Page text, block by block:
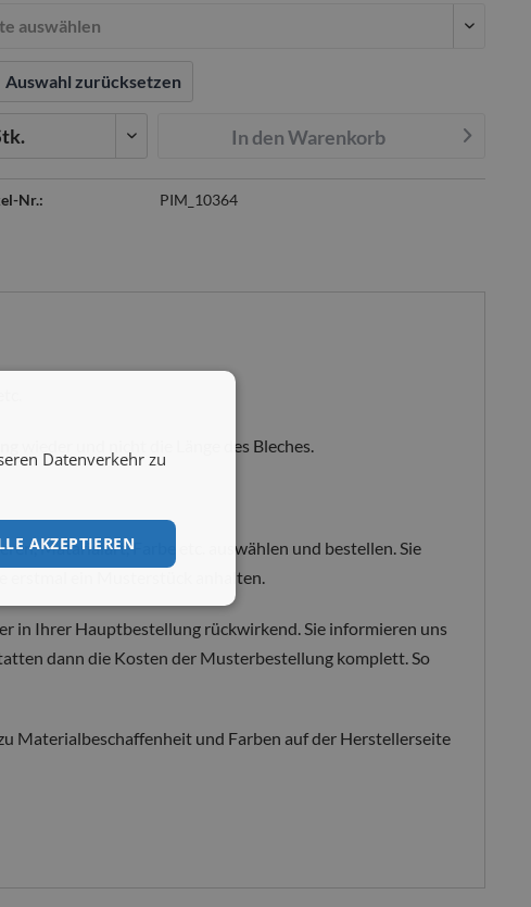
Auswahl zurücksetzen
In denWarenkorb
Nr.: PIM_10364
wieder und nicht die Länge des Bleches.
Matarialart, Farbe etc. auswählen und bestellen. Sie
erstmal ein Musterstück anhalten.
in Ihrer Hauptbestellung rückwirkend. Sie informieren uns
dann die Kosten der Musterbestellung komplett. So
Materialbeschaffenheit und Farben auf der Herstellerseite
Datenverkehr zu
AKZEPTIEREN